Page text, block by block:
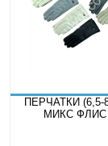
ПЕРЧАТКИ (6,5-
МИКС ФЛИС